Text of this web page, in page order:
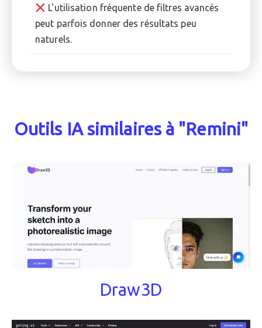
L'utilisation fréquente de filtres avancés
peut parfois donner des résultats peu
naturels.
Outils IA similaires à "Remini"
Draw3D